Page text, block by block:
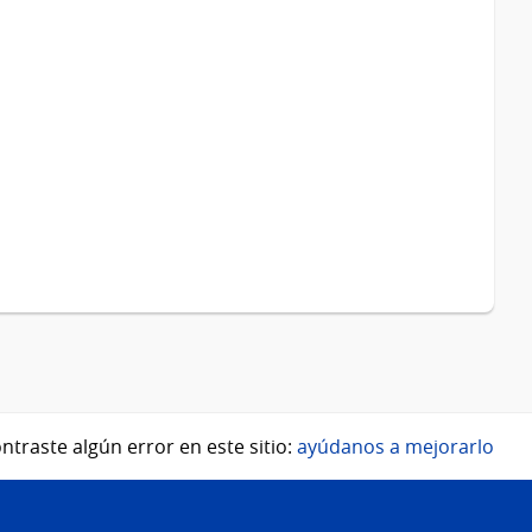
algún error en este sitio: ayúdanos a mejorarlo